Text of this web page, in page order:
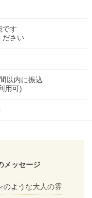
です
さい
以内に振込
用可)
メッセージ
のような大人の雰